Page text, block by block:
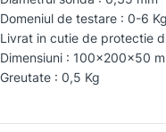
Domeniul de testare : 0-6
Livrat in cutie de protectie
Dimensiuni : 100x200x50
Greutate : 0,5 Kg